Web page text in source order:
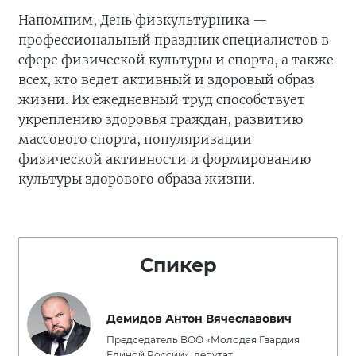
Напомним, День физкультурника —
профессиональный праздник специалистов в
сфере физической культуры и спорта, а также
всех, кто ведет активный и здоровый образ
жизни. Их ежедневный труд способствует
укреплению здоровья граждан, развитию
массового спорта, популяризации
физической активности и формированию
культуры здорового образа жизни.
Спикер
Демидов Антон Вячеславович
Председатель ВОО «Молодая Гвардия